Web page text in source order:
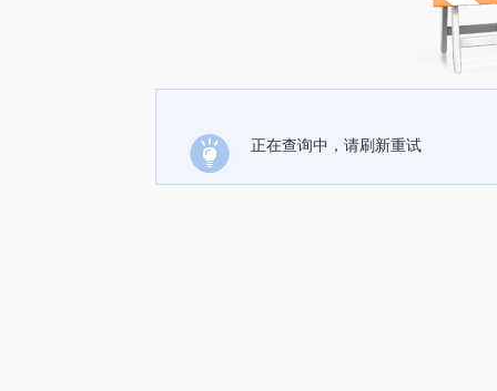
正在查询中，请刷新重试